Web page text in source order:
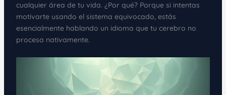
cualquier área de tu vida. ¿Por qué? Porque si intentas
motivarte usando el sistema equivocado, estás
esencialmente hablando un idioma que tu cerebro no
procesa nativamente.